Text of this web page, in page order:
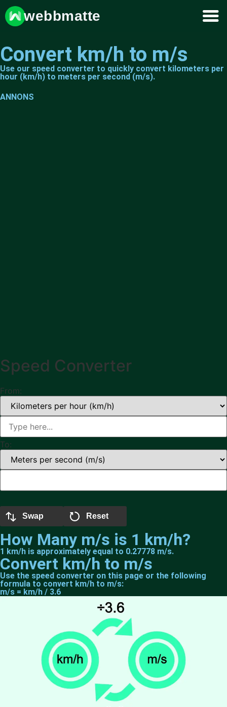
webbmatte
Convert km/h to m/s
Use our speed converter to quickly convert kilometers per
hour (km/h) to meters per second (m/s).
ANNONS
Speed Converter
From:
To:
Swap Reset
How Many m/s is 1 km/h?
1 km/h is approximately equal to 0.27778 m/s.
Convert km/h to m/s
Use the speed converter on this page or the following
formula to convert km/h to m/s:
m/s = km/h / 3.6